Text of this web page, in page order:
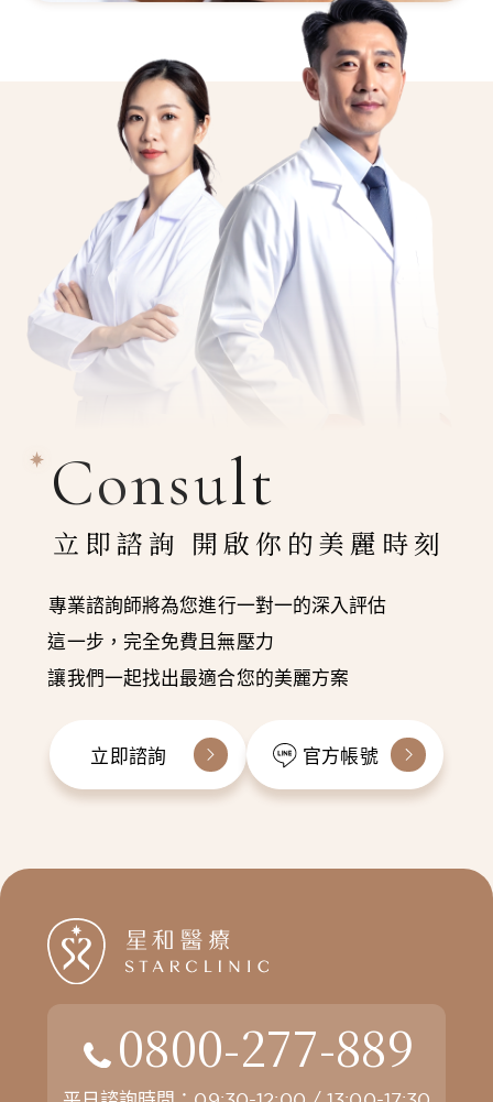
Consult
立即諮詢 開啟你的美麗時刻
專業諮詢師將為您進行一對一的深入評估
這一步，完全免費且無壓力
讓我們一起找出最適合您的美麗方案
立即諮詢 官方帳號
0800-277-889